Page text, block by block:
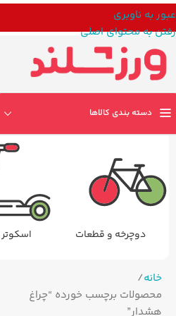
عبور به ناوبری
رفتن به محتوای اصلی
دسته بندی کالاها
دوچرخه و قطعات
خانه
محصولات برچسب خورده “چراغ
هشدار”